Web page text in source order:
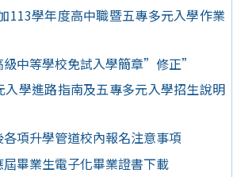
113學年度高中職暨五專多元入學作業
中等學校免試入學簡章”修正”
入學進路指南及五專多元入學招生說明
項升學管道校內報名注意事項
畢業生電子化畢業證書下載